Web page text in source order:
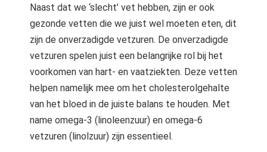
Naast dat we ‘slecht’ vet hebben, zijn er ook
gezonde vetten die we juist wel moeten eten, dit
zijn de onverzadigde vetzuren. De onverzadigde
vetzuren spelen juist een belangrijke rol bij het
voorkomen van hart- en vaatziekten. Deze vetten
helpen namelijk mee om het cholesterolgehalte
van het bloed in de juiste balans te houden. Met
name omega-3 (linoleenzuur) en omega-6
vetzuren (linolzuur) zijn essentieel.